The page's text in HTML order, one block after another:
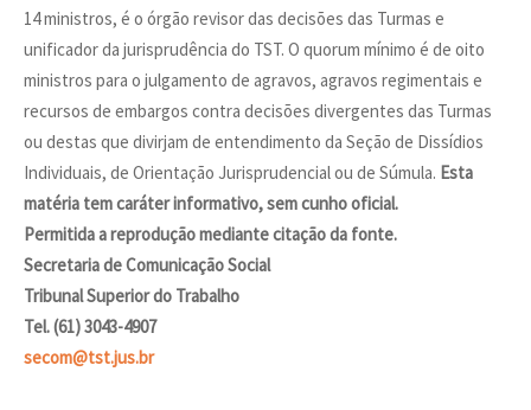
14 ministros, é o órgão revisor das decisões das Turmas e
unificador da jurisprudência do TST. O quorum mínimo é de oito
ministros para o julgamento de agravos, agravos regimentais e
recursos de embargos contra decisões divergentes das Turmas
ou destas que divirjam de entendimento da Seção de Dissídios
Individuais, de Orientação Jurisprudencial ou de Súmula. Esta
matéria tem caráter informativo, sem cunho oficial.
Permitida a reprodução mediante citação da fonte.
Secretaria de Comunicação Social
Tribunal Superior do Trabalho
Tel. (61) 3043-4907
secom@tst.jus.br